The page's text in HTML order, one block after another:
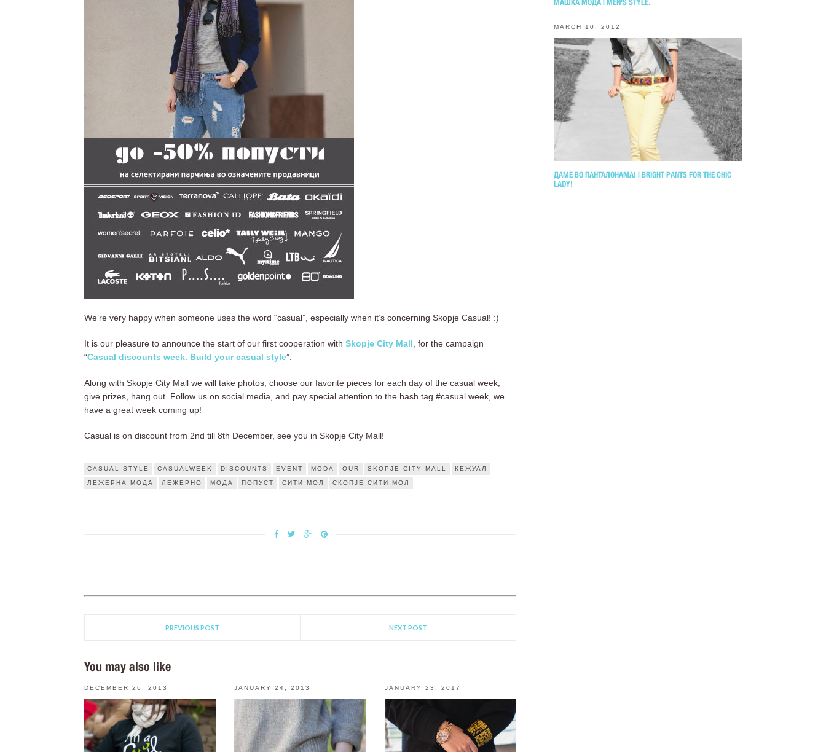
We’re very happy when someone uses the word “casual”, especially when it’s concerning Skopje Casual! :)
It is our pleasure to announce the start of our first cooperation with Skopje City Mall , for the campaign
“Casual discounts week. Build your casual style”.
Along with Skopje City Mall we will take photos, choose our favorite pieces for each day of the casual week,
give prizes, hang out. Follow us on social media, and pay special attention to the hash tag #casual week, we
have a great week coming up!
Casual is on discount from 2nd till 8th December, see you in Skopje City Mall!
CASUAL STYLE CASUALWEEK DISCOUNTS EVENT MODA OUR SKOPJE CITY MALL КЕЖУАЛ
ЛЕЖЕРНА МОДА ЛЕЖЕРНО МОДА ПОПУСТ СИТИ МОЛ СКОПЈЕ СИТИ МОЛ
PREVIOUS POST NEXT POST
You may also like
DECEMBER 26, 2013 JANUARY 24, 2013 JANUARY 23, 2017
МАШКА МОДА | MEN'S STYLE.
MARCH 10, 2012
ДАМЕ ВО ПАНТАЛОНАМА! | BRIGHT PANTS FOR THE CHIC
LADY!